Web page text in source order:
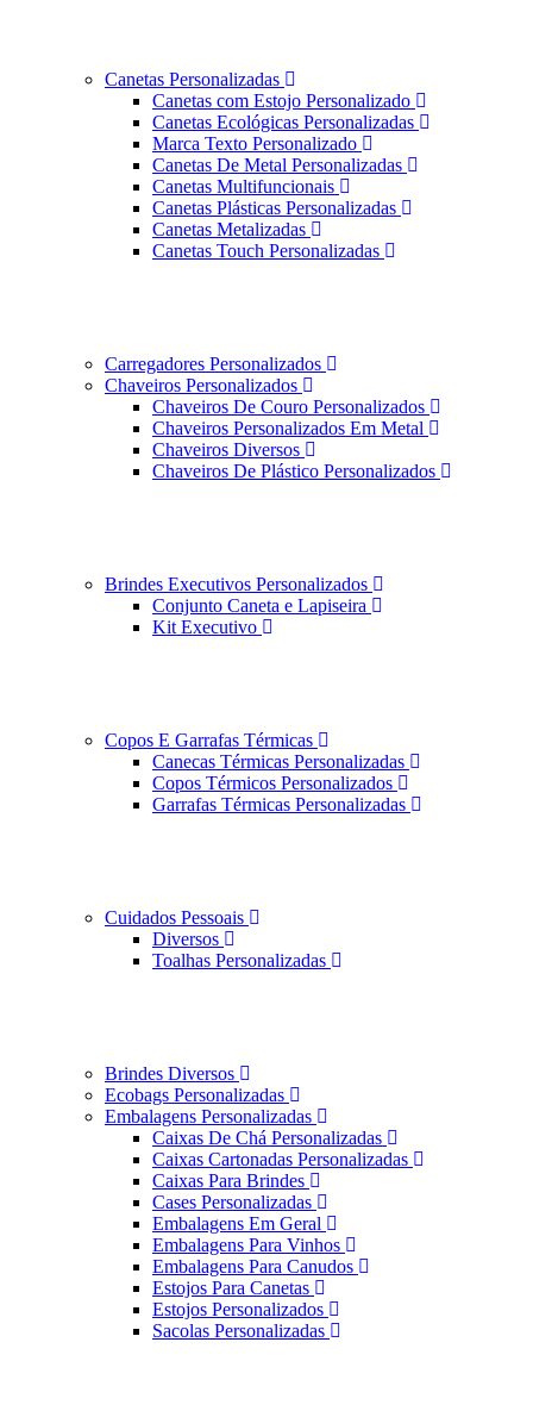
Canetas Personalizadas
Canetas com Estojo Personalizado
Canetas Ecológicas Personalizadas
Marca Texto Personalizado
Canetas De Metal Personalizadas
Canetas Multifuncionais
Canetas Plásticas Personalizadas
Canetas Metalizadas
Canetas Touch Personalizadas
Carregadores Personalizados
Chaveiros Personalizados
Chaveiros De Couro Personalizados
Chaveiros Personalizados Em Metal
Chaveiros Diversos
Chaveiros De Plástico Personalizados
Brindes Executivos Personalizados
Conjunto Caneta e Lapiseira
Kit Executivo
Copos E Garrafas Térmicas
Canecas Térmicas Personalizadas
Copos Térmicos Personalizados
Garrafas Térmicas Personalizadas
Cuidados Pessoais
Diversos
Toalhas Personalizadas
Brindes Diversos
Ecobags Personalizadas
Embalagens Personalizadas
Caixas De Chá Personalizadas
Caixas Cartonadas Personalizadas
Caixas Para Brindes
Cases Personalizadas
Embalagens Em Geral
Embalagens Para Vinhos
Embalagens Para Canudos
Estojos Para Canetas
Estojos Personalizados
Sacolas Personalizadas